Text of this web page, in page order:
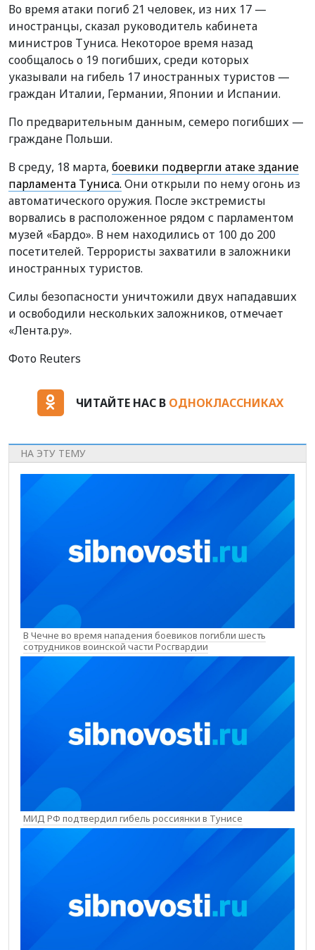
Во время атаки погиб 21 человек, из них 17 —
иностранцы, сказал руководитель кабинета
министров Туниса. Некоторое время назад
сообщалось о 19 погибших, среди которых
указывали на гибель 17 иностранных туристов —
граждан Италии, Германии, Японии и Испании.
По предварительным данным, семеро погибших —
граждане Польши.
В среду, 18 марта, боевики подвергли атаке здание
парламента Туниса. Они открыли по нему огонь из
автоматического оружия. После экстремисты
ворвались в расположенное рядом с парламентом
музей «Бардо». В нем находились от 100 до 200
посетителей. Террористы захватили в заложники
иностранных туристов.
Силы безопасности уничтожили двух нападавших
и освободили нескольких заложников, отмечает
«Лента.ру».
Фото Reuters
ЧИТАЙТЕ НАС В ОДНОКЛАССНИКАХ
НА ЭТУ ТЕМУ
В Чечне во время нападения боевиков погибли шесть
сотрудников воинской части Росгвардии
МИД РФ подтвердил гибель россиянки в Тунисе